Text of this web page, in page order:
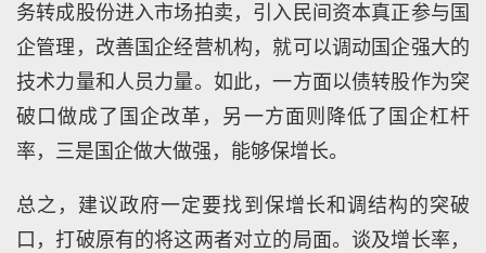
务转成股份进入市场拍卖，引入民间资本真正参与国
企管理，改善国企经营机构，就可以调动国企强大的
技术力量和人员力量。如此，一方面以债转股作为突
破口做成了国企改革，另一方面则降低了国企杠杆
率，三是国企做大做强，能够保增长。
总之，建议政府一定要找到保增长和调结构的突破
口，打破原有的将这两者对立的局面。谈及增长率，